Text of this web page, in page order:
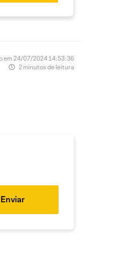
em 24/07/2024 14:53:36
2 minutos de leitura
Enviar